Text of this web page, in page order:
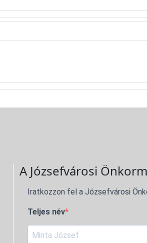
A Józsefvárosi
Iratkozzon fel a Józsefvárosi
Teljes név